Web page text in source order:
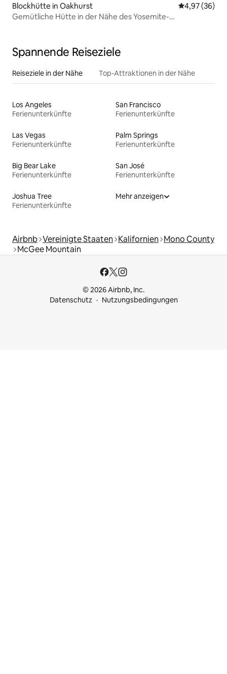
Blockhütte in Oakhurst
4,97 (36)
Gemütliche Hütte in der Nähe des Yosemite-
Spannende Reiseziele
Reiseziele in der Nähe Top-Attraktionen in der Nähe
Los Angeles
Ferienunterkünfte
San Francisco
Ferienunterkünfte
Las Vegas
Ferienunterkünfte
Palm Springs
Ferienunterkünfte
Big Bear Lake
Ferienunterkünfte
San José
Ferienunterkünfte
Joshua Tree
Ferienunterkünfte
Mehr anzeigen
Airbnb Vereinigte Staaten Kalifornien Mono County
McGee Mountain
© 2026 Airbnb, Inc.
Datenschutz
Nutzungsbedingungen